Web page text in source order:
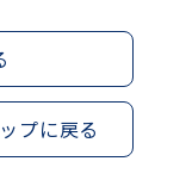
プに戻る